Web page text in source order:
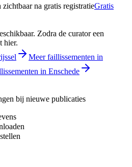
na gratis registratieGratis
Zodra de curator een
hier.
Meer faillissementen in
in Enschede
bij nieuwe publicaties